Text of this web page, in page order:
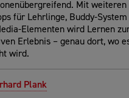
Mit weiteren
für Lehrlinge, Buddy-
Elementen wird Lernen
Erlebnis – genau dort, wo
wird.
Plank